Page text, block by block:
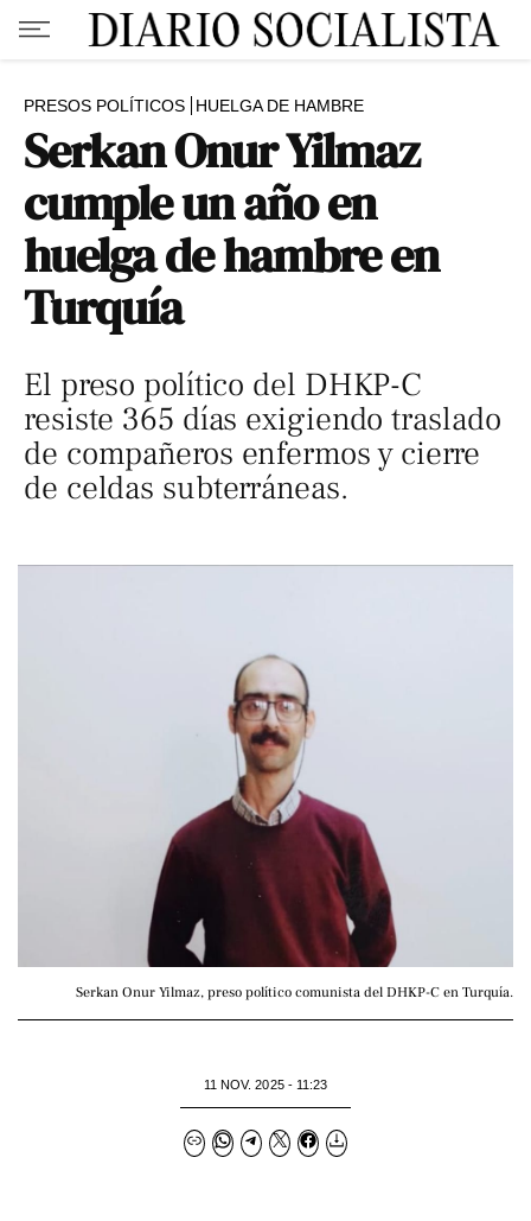
PRESOS POLÍTICOS HUELGA DE HAMBRE
Serkan Onur Yilmaz
cumple un año en
huelga de hambre en
Turquía
El preso político del DHKP-C
resiste 365 días exigiendo traslado
de compañeros enfermos y cierre
de celdas subterráneas.
Serkan Onur Yilmaz, preso político comunista del DHKP-C en Turquía.
11 NOV. 2025 - 11:23